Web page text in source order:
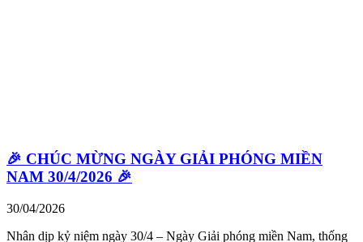
🎉 CHÚC MỪNG NGÀY GIẢI PHÓNG MIỀN
NAM 30/4/2026 🎉
30/04/2026
Nhân dịp kỷ niệm ngày 30/4 – Ngày Giải phóng miền Nam, thống